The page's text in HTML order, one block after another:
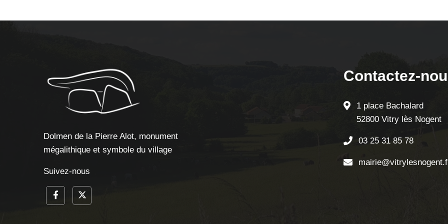
Dolmen de la Pierre Alot, monument
mégalithique et symbole du village
Suivez-nous
Contactez-
1 place Bachalard
52800 Vitry lès Nogent
03 25 31 85 78